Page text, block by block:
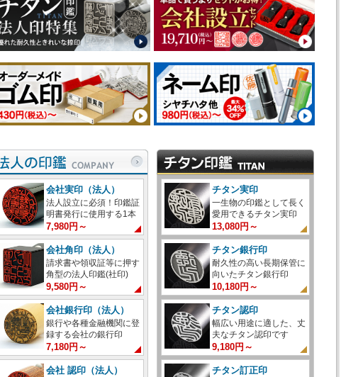
会社実印（法人）
法人設立に必須！印鑑証
明書発行に使用する1本
7,980円～
会社角印（法人）
請求書や領収証等に押す
角型の法人印鑑(社印)
9,580円～
会社銀行印（法人）
銀行や各種金融機関に登
録する会社の銀行印
7,180円～
会社 認印（法人）
チタン実印
一生物の印鑑として長く
愛用できるチタン実印
13,080円～
チタン銀行印
耐久性の高い長期保管に
向いたチタン銀行印
10,180円～
チタン認印
幅広い用途に適した、丈
夫なチタン認印です
9,180円～
チタン訂正印